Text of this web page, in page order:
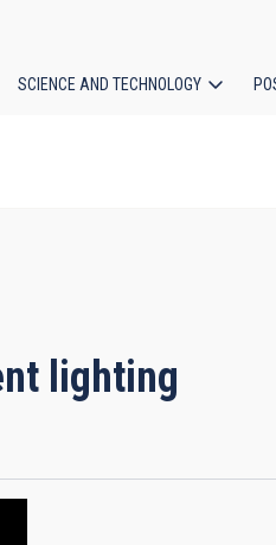
SCIENCE AND TECHNOLOGY
lighting